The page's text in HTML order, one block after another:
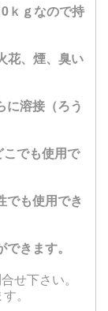
ｋｇなので持
花、煙、臭い
に溶接（ろう
でも使用で
でも使用でき
きます。
せ下さい。
。